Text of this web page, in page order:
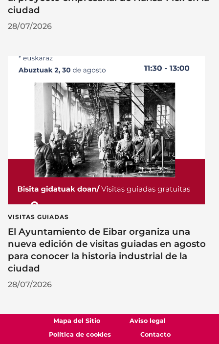
ciudad
28/07/2026
VISITAS GUIADAS
El Ayuntamiento de Eibar organiza una
nueva edición de visitas guiadas en agosto
para conocer la historia industrial de la
ciudad
28/07/2026
Mapa del Sitio
Aviso legal
Política de cookies
Contacto